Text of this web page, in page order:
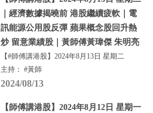
｜經濟數據揭曉前 港股繼續疲軟｜電
訊能源公用股反彈 蘋果概念股回升熱
炒 留意業績股｜黃師傅黃瑋傑 朱明亮
【#師傅講港股】2024年8月13日 星期二
主持： #黃師
2024/08/13
【師傅講港股】2024年8月12日 星期一